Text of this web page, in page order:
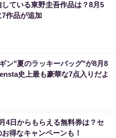
ている東野圭吾作品は？8月5
7作品が追加
ン"夏のラッキーバッグ"が8月8
史上最も豪華な7点入りだよ
4日からもらえる無料券は？セ
得なキャンペーンも！